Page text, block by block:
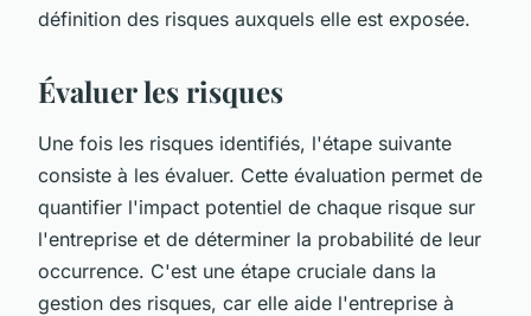
définition des risques auxquels elle est exposée.
Évaluer les risques
Une fois les risques identifiés, l'étape suivante
consiste à les évaluer. Cette évaluation permet de
quantifier l'impact potentiel de chaque risque sur
l'entreprise et de déterminer la probabilité de leur
occurrence. C'est une étape cruciale dans la
gestion des risques, car elle aide l'entreprise à